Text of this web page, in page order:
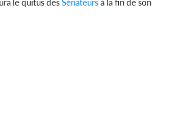
le quitus desSénateursà la fin de son